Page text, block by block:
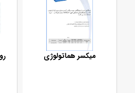
میکسر هماتولوژی